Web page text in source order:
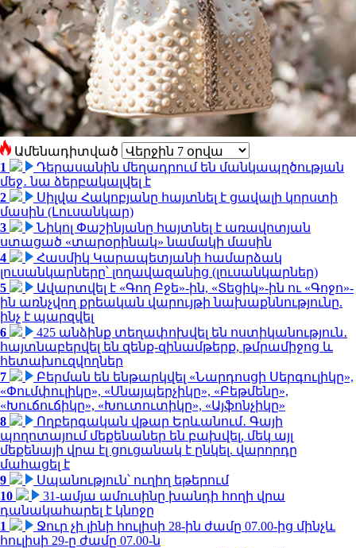
Ամենադիտված
1
Դերասանին մեղադրում են մանկապղծության
մեջ․ նա ձերբակալվել է
2
Սիլվա Հակոբյանը հայտնել է ցավալի կորստի
մասին (Լուսանկար)
3
Նիկոլ Փաշինյանը հայտնել է առավոտյան
ստացած «տարօրինակ» նամակի մասին
4
Հասմիկ Կարապետյանի համարձակ
լուսանկարները՝ լողավազանից (լուսանկարներ)
5
Ավարտվել է «Գող Բջե»-ին, «Տեցիկ»-ին ու «Գոջո»-
ին առնչվող քրեական վարույթի նախաքննությունը.
ինչ է պարզվել
6
425 անձինք տեղափոխվել են ոստիկանություն․
հայտնաբերվել են զենք-զինամթերք, թմրամիջոց և
հետախուզվողներ
7
Բերման են ենթարկվել «Նարդոսցի Սերգուլիկը»,
«Փումփուլիկը», «Սնայպերչիկը», «Բեթմենը»,
«Խուճուճիկը», «Խուտուտիկը», «Այֆոնչիկը»
8
Ողբերգական վթար Երևանում․ Գայի
պողոտայում մեքենաներ են բախվել, մեկ այլ
մեքենայի վրա էլ ցուցանակ է ընկել. վարորդը
մահացել է
9
Սպանություն՝ ուղիղ եթերում
10
31-ամյա ամուսինը խանդի հողի վրա
դանակահարել է կնոջը
1
Ջուր չի լինի հուլիսի 28-ին ժամը 07.00-ից մինչև
հուլիսի 29-ը ժամը 07.00-ն